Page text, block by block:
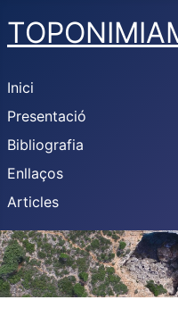
Inici
Presentació
Bibliografia
Enllaços
Articles